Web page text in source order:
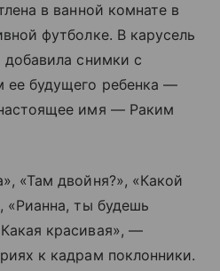
в ванной комнате в
футболке. В карусель
добавила снимки с
ее будущего ребенка —
имя — Раким
«Там двойня?», «Какой
«Рианна, ты будешь
красивая», —
к кадрам поклонники.